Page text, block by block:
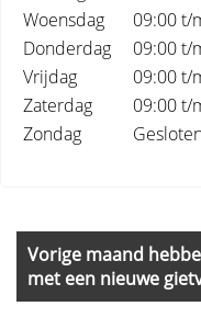
Woensdag
09:00 t/
Donderdag
09:00 t/
Vrijdag
09:00 t/
Zaterdag
09:00 t/
Zondag
Vorige maand
met een nieuwe